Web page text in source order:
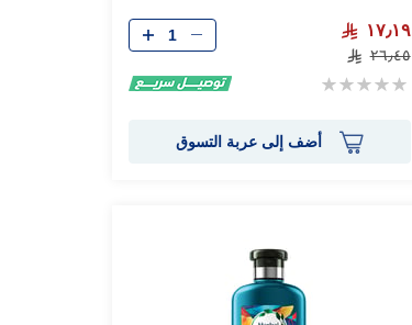
١٧٫١٩
٢٦٫٤٥
Rating:
الكمية
أضف إلى عربة التسوق